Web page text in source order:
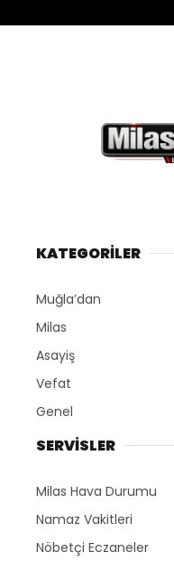
KATEGORİLER
Muğla’dan
Milas
Asayiş
Vefat
Genel
SERVİSLER
Milas Hava Durumu
Namaz Vakitleri
Nöbetçi Eczaneler